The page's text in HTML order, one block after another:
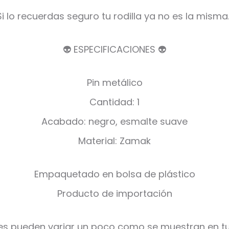
lo recuerdas seguro tu rodilla ya no es la
👽 ESPECIFICACIONES 👽
Pin metálico
Cantidad: 1
Acabado: negro, esmalte suave
Material: Zamak
Empaquetado en bolsa de plástico
Producto de importación